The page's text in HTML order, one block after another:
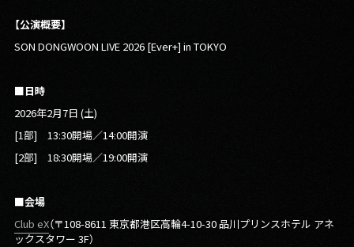
【公演概要】
SON DONGWOON LIVE 2026 [Ever+] in TOKYO
■日時
2026年2月7日 (土)
[1部] 13:30開場／14:00開演
[2部] 18:30開場／19:00開演
■会場
Club eX（〒108-8611 東京都港区高輪4-10-30 品川プリンスホテル アネ
ックスタワー 3F）